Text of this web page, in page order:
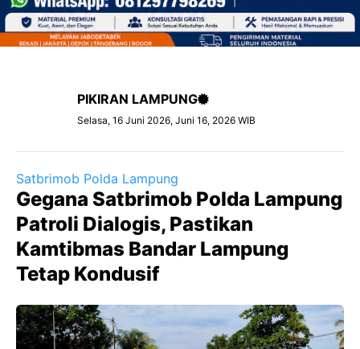
PIKIRAN LAMPUNG
Selasa, 16 Juni 2026, Juni 16, 2026 WIB
Satbrimob Polda Lampung
Gegana Satbrimob Polda Lampung
Patroli Dialogis, Pastikan
Kamtibmas Bandar Lampung
Tetap Kondusif